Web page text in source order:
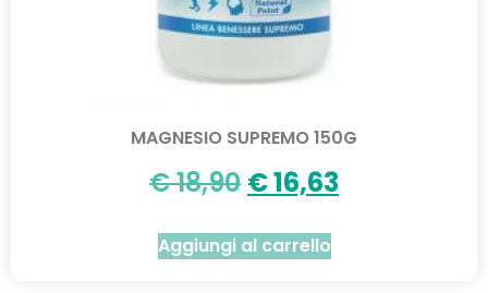
MAGNESIO SUPREMO 150G
€18,90 €16,63
Aggiungi al carrello